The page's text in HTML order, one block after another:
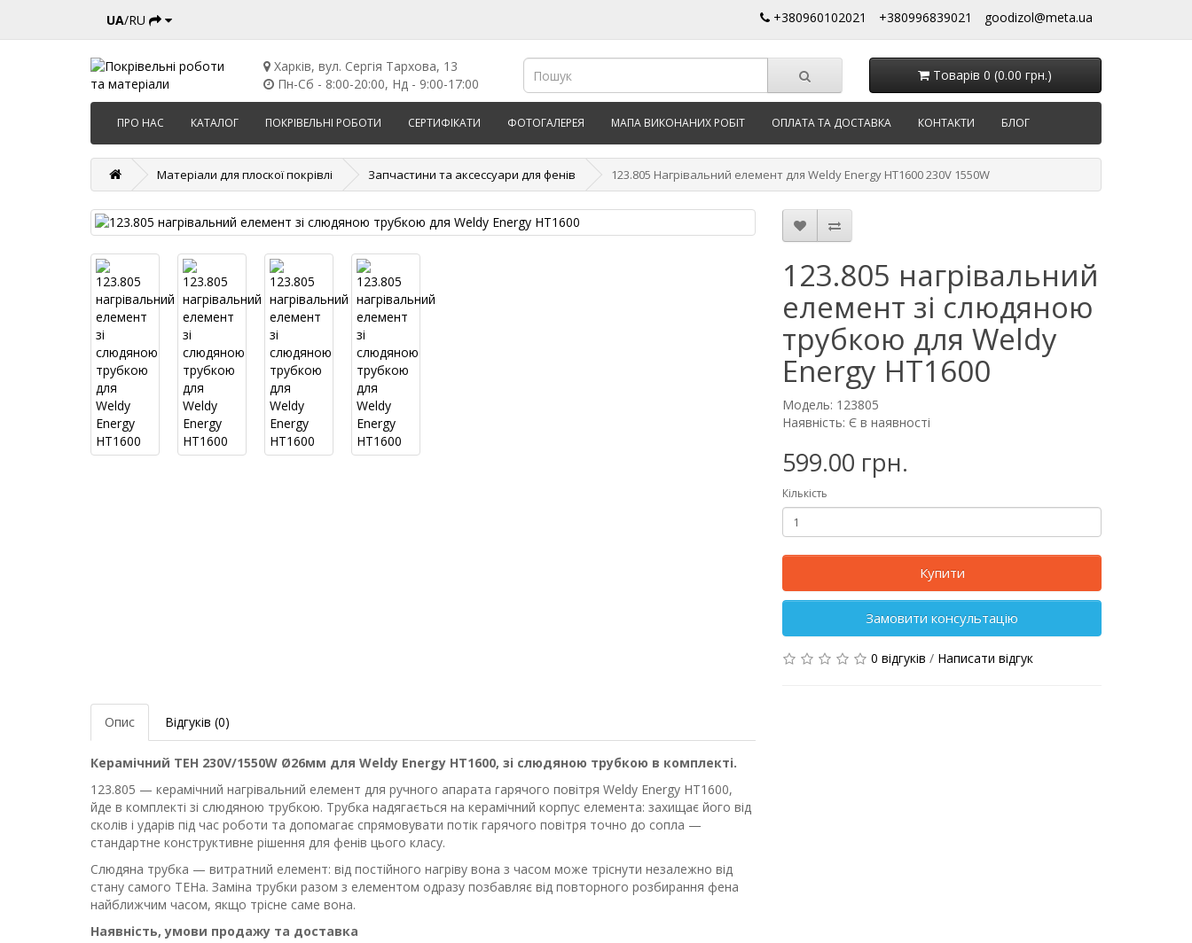
UA/RU +380960102021 +380996839021 goodizol@meta.ua
Харків, вул. Сергія Тархова, 13
Пн-Сб - 8:00-20:00, Нд - 9:00-17:00
Товарів 0 (0.00 грн.)
ПРО НАС КАТАЛОГ ПОКРІВЕЛЬНІ РОБОТИ СЕРТИФІКАТИ ФОТОГАЛЕРЕЯ МАПА ВИКОНАНИХ РОБІТ ОПЛАТА ТА ДОСТАВКА КОНТАКТИ БЛОГ
Матеріали для плоскої покрівлі Запчастини та аксессуари для фенів 123.805 Нагрівальний елемент для Weldy Energy HT1600 230V 1550W
123.805 нагрівальний
елемент зі слюдяною
трубкою для Weldy
Energy HT1600
Модель: 123805
Наявність: Є в наявності
599.00 грн.
Кількість
Купити
Замовити консультацію
0 відгуків / Написати відгук
Опис Відгуків (0)
Керамічний ТЕН 230V/1550W Ø26мм для Weldy Energy HT1600, зі слюдяною трубкою в комплекті.
123.805 — керамічний нагрівальний елемент для ручного апарата гарячого повітря Weldy Energy HT1600,
йде в комплекті зі слюдяною трубкою. Трубка надягається на керамічний корпус елемента: захищає його від
сколів і ударів під час роботи та допомагає спрямовувати потік гарячого повітря точно до сопла —
стандартне конструктивне рішення для фенів цього класу.
Слюдяна трубка — витратний елемент: від постійного нагріву вона з часом може тріснути незалежно від
стану самого ТЕНа. Заміна трубки разом з елементом одразу позбавляє від повторного розбирання фена
найближчим часом, якщо трісне саме вона.
Наявність, умови продажу та доставка